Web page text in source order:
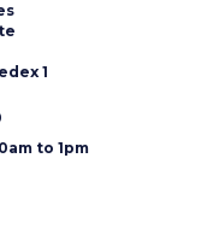
1
to 1pm